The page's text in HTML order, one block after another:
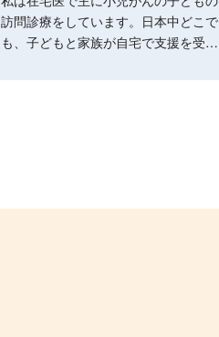
訪問診療をしています。日本中どこで
も、子どもと家族が自宅で支援を受…